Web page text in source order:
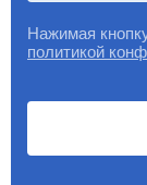
Нажимая
политикой